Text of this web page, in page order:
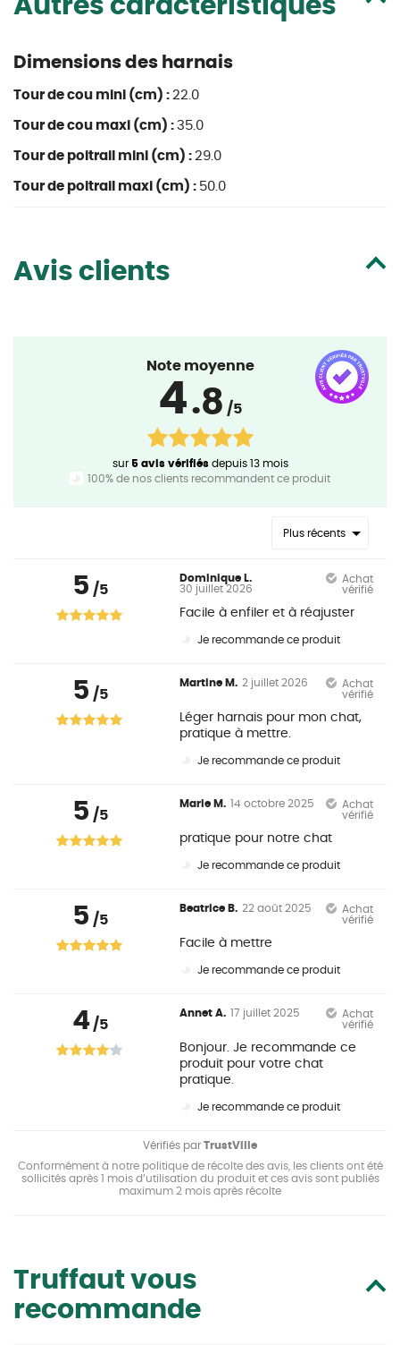
Autres caractéristiques
Dimensions des harnais
Tour de cou mini (cm) : 22.0
Tour de cou maxi (cm) : 35.0
Tour de poitrail mini (cm) : 29.0
Tour de poitrail maxi (cm) : 50.0
Avis clients
Note moyenne
4.8 /5
sur 5 avis vérifiés depuis 13 mois
100% de nos clients recommandent ce produit
Plus récents
5 /5
Dominique L.
30 juillet 2026
Achat
vérifié
Facile à enfiler et à réajuster
Je recommande ce produit
5 /5
Martine M. 2 juillet 2026
Achat
vérifié
Léger harnais pour mon chat,
pratique à mettre.
Je recommande ce produit
5 /5
Marie M. 14 octobre 2025
Achat
vérifié
pratique pour notre chat
Je recommande ce produit
5 /5
Beatrice B. 22 août 2025
Achat
vérifié
Facile à mettre
Je recommande ce produit
4/5
Annet A. 17 juillet 2025
Achat
vérifié
Bonjour. Je recommande ce
produit pour votre chat
pratique.
Je recommande ce produit
Vérifiés par TrustVille
Conformément à notre politique de récolte des avis, les clients ont été
sollicités après 1 mois d’utilisation du produit et ces avis sont publiés
maximum 2 mois après récolte
Truffaut vous
recommande